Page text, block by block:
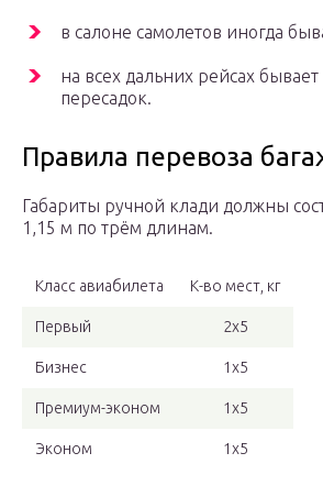
в салоне самолетов иногда
на всех дальних рейсах
пересадок.
Правила перевоза
Габариты ручной клади должны
1,15 м по трём длинам.
Класс авиабилета К-во мест, кг
Первый 2х5
Бизнес 1х5
Премиум-эконом 1х5
Эконом 1х5